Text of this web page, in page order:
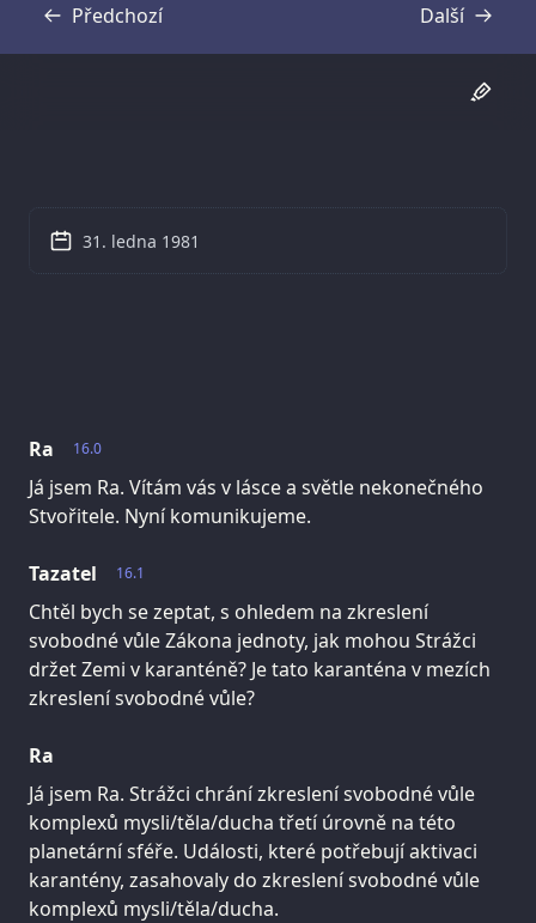
Předchozí
Přepis Další
Přepis
16.0
Ra
Já jsem Ra. Vítám vás v lásce a světle nekonečného
Stvořitele. Nyní komunikujeme.
16.1
Tazatel
Chtěl bych se zeptat, s ohledem na zkreslení
svobodné vůle Zákona jednoty, jak mohou Strážci
držet Zemi v karanténě? Je tato karanténa v mezích
zkreslení svobodné vůle?
Ra
Já jsem Ra. Strážci chrání zkreslení svobodné vůle
komplexů mysli/těla/ducha třetí úrovně na této
planetární sféře. Události, které potřebují aktivaci
karantény, zasahovaly do zkreslení svobodné vůle
komplexů mysli/těla/ducha.
31. ledna 1981